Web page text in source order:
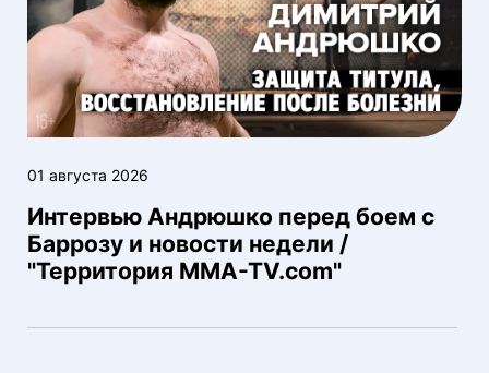
01 августа 2026
Интервью Андрюшко перед боем с
Баррозу и новости недели /
"Территория MMA-TV.com"